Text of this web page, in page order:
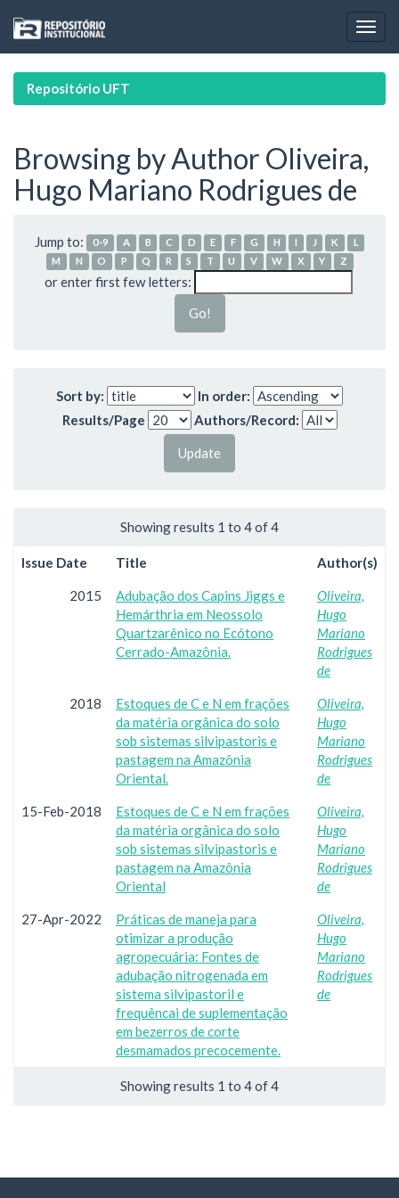
navigation
Repositório UFT
Browsing by Author Oliveira,
Hugo Mariano Rodrigues de
Jump to: 0-9 A B C D E F G H I J K
L
M
N O P Q R S T U V W X Y Z
or enter first few letters:
Sort by:
In order:
Results/Page
Authors/Record:
Showing results 1 to 4 of 4
Issue Date Title Author(s)
2015
Adubação dos Capins Jiggs e
Hemárthria em Neossolo
Quartzarênico no Ecótono
Cerrado-Amazônia.
Oliveira,
Hugo
Mariano
Rodrigues
de
2018
Estoques de C e N em frações
da matéria orgânica do solo
sob sistemas silvipastoris e
pastagem na Amazônia
Oriental.
Oliveira,
Hugo
Mariano
Rodrigues
de
15-Feb-2018
Estoques de C e N em frações
da matéria orgânica do solo
sob sistemas silvipastoris e
pastagem na Amazônia
Oriental
Oliveira,
Hugo
Mariano
Rodrigues
de
27-Apr-2022
Práticas de maneja para
otimizar a produção
agropecuária: Fontes de
adubação nitrogenada em
sistema silvipastoril e
frequêncai de suplementação
em bezerros de corte
desmamados precocemente.
Oliveira,
Hugo
Mariano
Rodrigues
de
Showing results 1 to 4 of 4